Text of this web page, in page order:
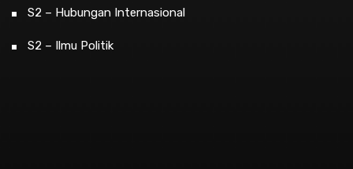
S2 – Hubungan Internasional
S2 – Ilmu Politik